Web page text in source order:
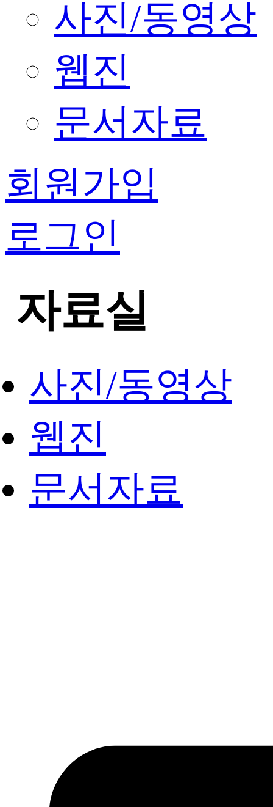
사진/동영상
웹진
문서자료
회원가입
로그인
자료실
사진/동영상
웹진
문서자료